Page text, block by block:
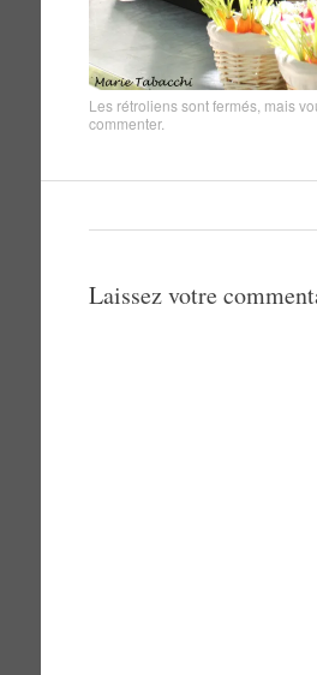
Les rétroliens sont fermés, mais
commenter.
Laissez votre